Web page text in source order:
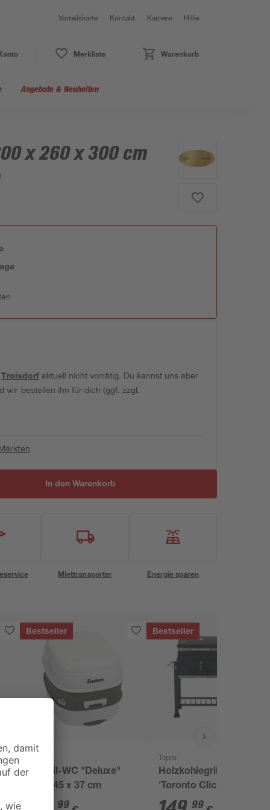
Vorteilskarte Kontakt Karriere Hilfe
Merkliste Warenkorb
Angebote & Neuheiten
x 260 x 300 cm
Troisdorfaktuell nicht vorrätig. Du kannst uns aber
wir bestellen ihn für dich (ggf. zzgl.
In den Warenkorb
Miettransporter Energie sparen
Bestseller
Mobil-WC "Deluxe"
38 x 45 x 37 cm
99
Bestseller
Tepro
Holzkohlegrill
'Toronto Click 2019'
schwarz 115 x 107 x
99